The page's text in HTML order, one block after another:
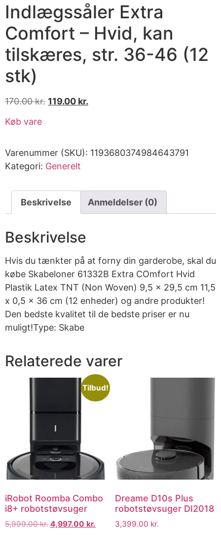
Indlægssåler Extra
Comfort – Hvid, kan
tilskæres, str. 36-46 (12
stk)
170.00kr. 119.00 kr.
Køb vare
Varenummer (SKU): 1193680374984643791
Kategori: Generelt
Beskrivelse Anmeldelser (0)
Beskrivelse
Hvis du tænkter på at forny din garderobe, skal du
købe Skabeloner 61332B Extra COmfort Hvid
Plastik Latex TNT (Non Woven) 9,5 x 29,5 cm 11,5
x 0,5 x 36 cm (12 enheder) og andre produkter!
Den bedste kvalitet til de bedste priser er nu
muligt!Type: Skabe
Relaterede varer
Tilbud!
iRobot Roomba Combo
i8+ robotstøvsuger
5,999.00kr. 4,997.00 kr.
Dreame D10s Plus
robotstøvsuger DI2018
3,399.00 kr.